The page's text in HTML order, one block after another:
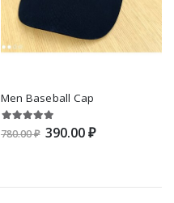
Men Baseball Cap
780.00 ₽ 390.00 ₽